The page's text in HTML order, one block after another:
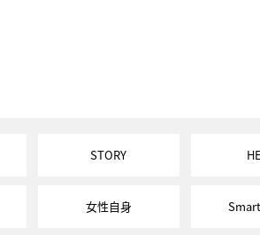
STORY
女性自身